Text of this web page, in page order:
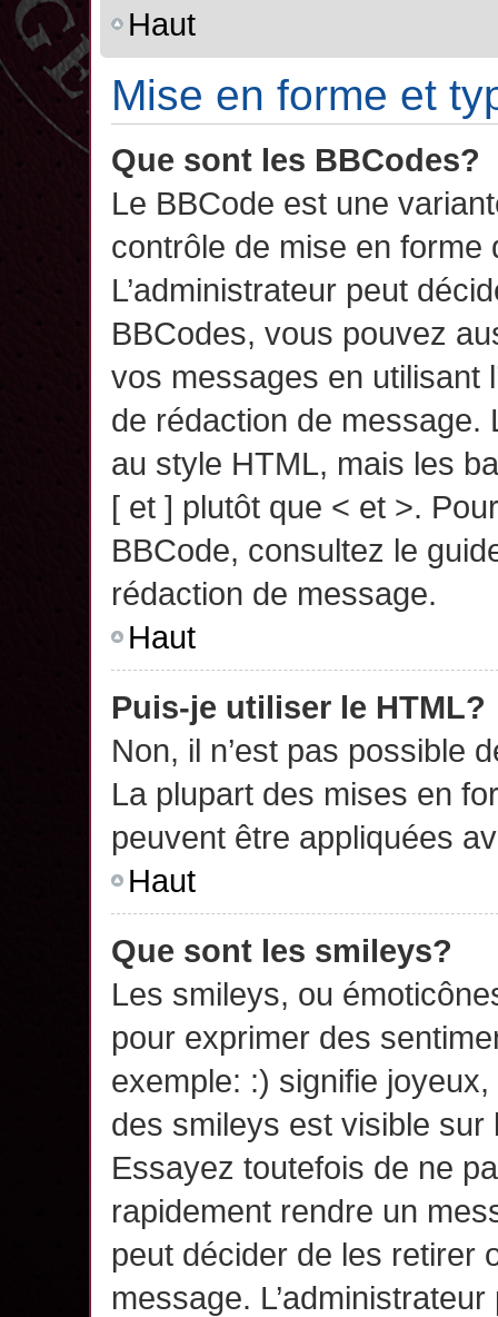
Haut
Mise en forme et
Que sont les BBCodes?
Le BBCode est une
contrôle de mise en forme
L’administrateur peut
BBCodes, vous pouvez
vos messages en utilisant
de rédaction de message.
au style HTML, mais les
[ et ] plutôt que < et >.
BBCode, consultez le
rédaction de message.
Haut
Puis-je utiliser le HTML?
Non, il n’est pas possible
La plupart des mises en
peuvent être appliquées
Haut
Que sont les smileys?
Les smileys, ou
pour exprimer des
exemple: :) signifie
des smileys est visible
Essayez toutefois de ne
rapidement rendre un
peut décider de les retirer
message.